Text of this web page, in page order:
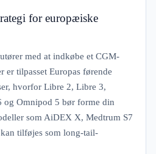
for europæiske
med at indkøbe et CGM-
er tilpasset Europas førende
hvorfor Libre 2, Libre 3,
og Omnipod 5 bør forme din
som AiDEX X, Medtrum S7
tilføjes som long-tail-